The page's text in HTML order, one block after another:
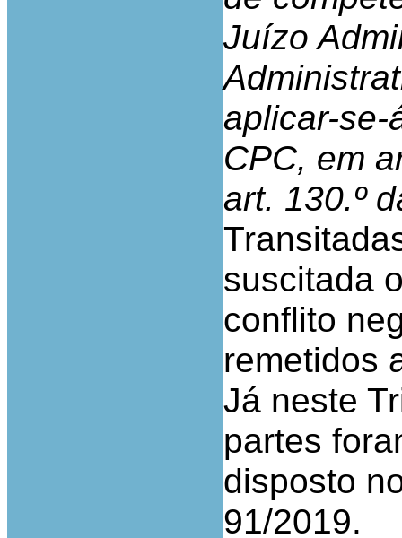
Juízo
aplicar-se-
CPC, em
art. 130.º
suscitada
conflito
remetidos
Já neste
partes
disposto
91/2019.